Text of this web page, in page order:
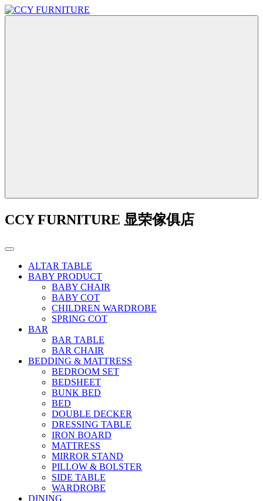
CCY FURNITURE 显荣傢俱店
ALTAR TABLE
BABY PRODUCT
BABY CHAIR
BABY COT
CHILDREN WARDROBE
SPRING COT
BAR
BAR TABLE
BAR CHAIR
BEDDING & MATTRESS
BEDROOM SET
BEDSHEET
BUNK BED
BED
DOUBLE DECKER
DRESSING TABLE
IRON BOARD
MATTRESS
MIRROR STAND
PILLOW & BOLSTER
SIDE TABLE
WARDROBE
DINING